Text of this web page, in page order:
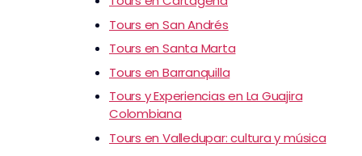
Tours en San Andrés
Tours en Santa Marta
Tours en Barranquilla
Tours y Experiencias en La Guajira
Colombiana
Tours en Valledupar: cultura y música